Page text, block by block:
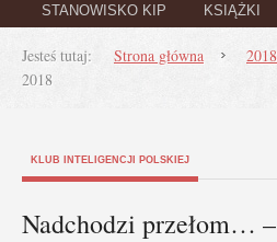
STANOWISKO KIP KSIĄŻKI
Jesteś tutaj: Strona główna 2018
2018
KLUB INTELIGENCJI POLSKIEJ
Nadchodzi przełom…